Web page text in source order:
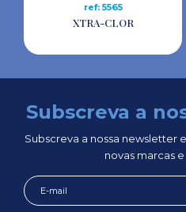
ref: 5565
XTRA-CLOR
Subscreva a
Subscreva a nossa newsletter
novas marcas